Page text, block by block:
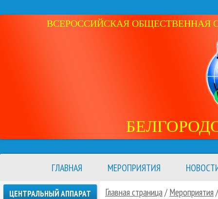
ВСЕРОССИЙСКАЯ ОБЩЕСТВЕННАЯ
ГЛАВНАЯ МЕРОПРИЯТИЯ
Главная страница/ Мероприятия
ЦЕНТРАЛЬНЫЙ АППАРАТ